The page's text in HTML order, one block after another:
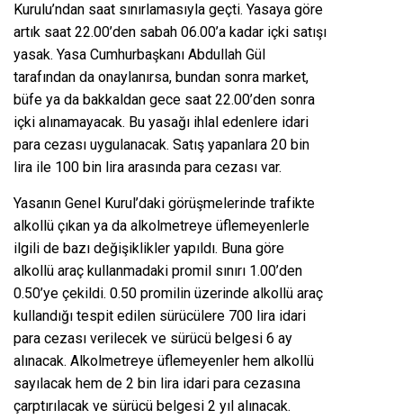
Kurulu’ndan saat sınırlamasıyla geçti. Yasaya göre
artık saat 22.00’den sabah 06.00’a kadar içki satışı
yasak. Yasa Cumhurbaşkanı Abdullah Gül
tarafından da onaylanırsa, bundan sonra market,
büfe ya da bakkaldan gece saat 22.00’den sonra
içki alınamayacak. Bu yasağı ihlal edenlere idari
para cezası uygulanacak. Satış yapanlara 20 bin
lira ile 100 bin lira arasında para cezası var.
Yasanın Genel Kurul’daki görüşmelerinde trafikte
alkollü çıkan ya da alkolmetreye üflemeyenlerle
ilgili de bazı değişiklikler yapıldı. Buna göre
alkollü araç kullanmadaki promil sınırı 1.00’den
0.50’ye çekildi. 0.50 promilin üzerinde alkollü araç
kullandığı tespit edilen sürücülere 700 lira idari
para cezası verilecek ve sürücü belgesi 6 ay
alınacak. Alkolmetreye üflemeyenler hem alkollü
sayılacak hem de 2 bin lira idari para cezasına
çarptırılacak ve sürücü belgesi 2 yıl alınacak.